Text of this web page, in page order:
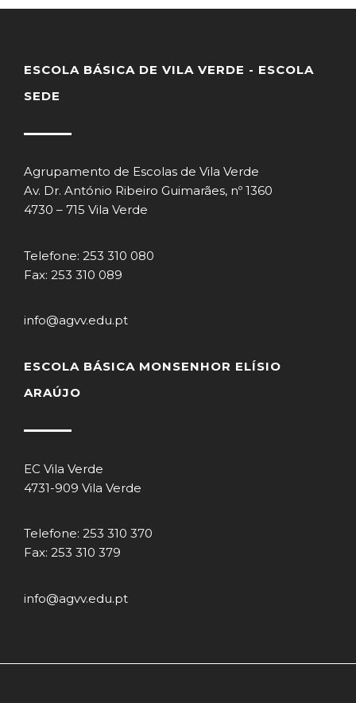
ESCOLA BÁSICA DE VILA VERDE - ESCOLA
SEDE
Agrupamento de Escolas de Vila Verde
Av. Dr. António Ribeiro Guimarães, nº 1360
4730 – 715 Vila Verde
Telefone: 253 310 080
Fax: 253 310 089
info@agvv.edu.pt
ESCOLA BÁSICA MONSENHOR ELÍSIO
ARAÚJO
EC Vila Verde
4731-909 Vila Verde
Telefone: 253 310 370
Fax: 253 310 379
info@agvv.edu.pt